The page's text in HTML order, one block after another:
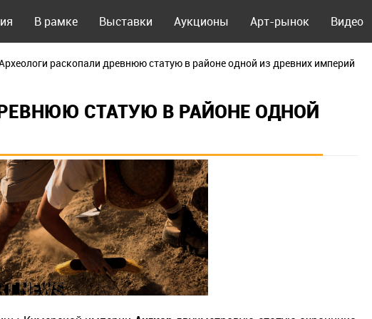
В рамке Выставки Аукционы Арт-рынок Видео
раскопали древнюю статую в районе одной из древних империй
СТАТУЮ В РАЙОНЕ ОДНОЙ